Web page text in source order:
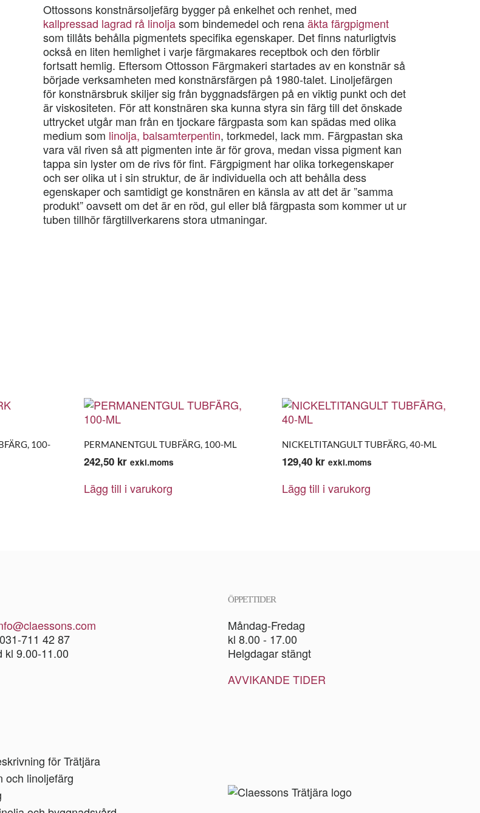
Ottossons konstnärsoljefärg bygger på enkelhet och renhet, med
kallpressad lagrad rå linoljasom bindemedel och renaäkta färgpigment
som tillåts behålla pigmentets specifika egenskaper. Det finns naturligtvis
också en liten hemlighet i varje färgmakares receptbok och den förblir
fortsatt hemlig. Eftersom Ottosson Färgmakeri startades av en konstnär så
började verksamheten med konstnärsfärgen på 1980-talet. Linoljefärgen
för konstnärsbruk skiljer sig från byggnadsfärgen på en viktig punkt och det
är viskositeten. För att konstnären ska kunna styra sin färg till det önskade
uttrycket utgår man från en tjockare färgpasta som kan spädas med olika
medium som linolja, balsamterpentin, torkmedel, lack mm. Färgpastan ska
vara väl riven så att pigmenten inte är för grova, medan vissa pigment kan
tappa sin lyster om de rivs för fint. Färgpigment har olika torkegenskaper
och ser olika ut i sin struktur, de är individuella och att behålla dess
egenskaper och samtidigt ge konstnären en känsla av att det är ”samma
produkt” oavsett om det är en röd, gul eller blå färgpasta som kommer ut ur
tuben tillhör färgtillverkarens stora utmaningar.
100-
PERMANENTGUL TUBFÄRG, 100-ML
242,50 kr exkl.moms
Lägg till i varukorg
NICKELTITANGULT TUBFÄRG, 40-ML
129,40 kr exkl.moms
Lägg till i varukorg
711 42 87
kl 9.00-11.00
ÖPPETTIDER
Måndag-Fredag
kl 8.00 - 17.00
Helgdagar stängt
AVVIKANDE TIDER
för Trätjära
och linoljefärg